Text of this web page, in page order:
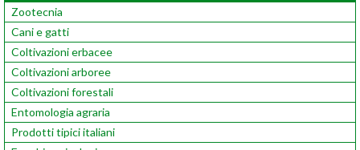
Zootecnia
Cani e gatti
Coltivazioni erbacee
Coltivazioni arboree
Coltivazioni forestali
Entomologia agraria
Prodotti tipici italiani